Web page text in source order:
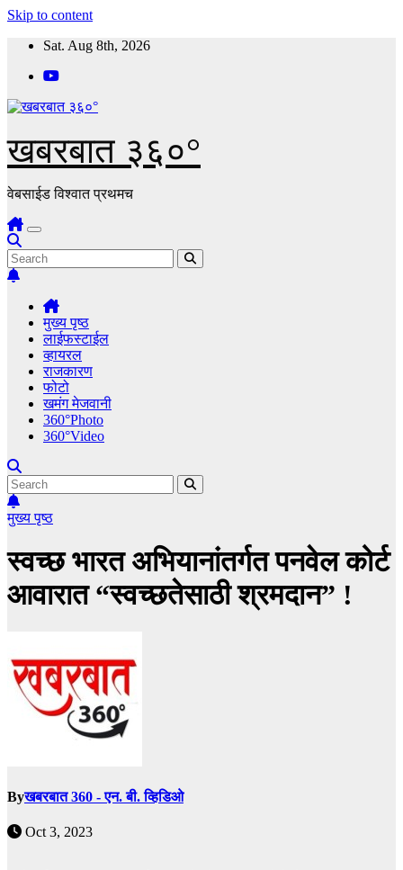
Skip to content
Sat. Aug 8th, 2026
खबरबात ३६०°
वेबसाईड विश्वात प्रथमच
मुख्य पृष्ठ
लाईफस्टाईल
व्हायरल
राजकारण
फोटो
खमंग मेजवानी
360°Photo
360°Video
मुख्य पृष्ठ
स्वच्छ भारत अभियानांतर्गत पनवेल कोर्ट
आवारात “स्वच्छतेसाठी श्रमदान” !
Byखबरबात 360 - एन. बी. व्हिडिओ
Oct 3, 2023